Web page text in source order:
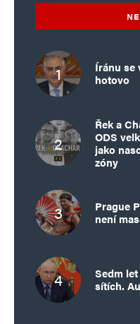
Íránu se
hotovo
Řek a
ODS
jako
zóny
Prague
není
Sedm
sítích.